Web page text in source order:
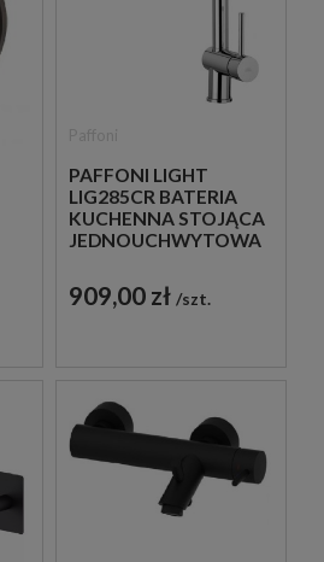
PAFFONI LIGHT
LIG285CR BATERIA
KUCHENNA STOJĄCA
JEDNOUCHWYTOWA
909,00 zł szt.